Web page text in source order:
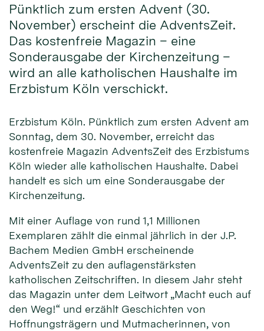
Pünktlich zum ersten Advent (30.
November) erscheint die AdventsZeit.
Das kostenfreie Magazin – eine
Sonderausgabe der Kirchenzeitung –
wird an alle katholischen Haushalte im
Erzbistum Köln verschickt.
Erzbistum Köln. Pünktlich zum ersten Advent am
Sonntag, dem 30. November, erreicht das
kostenfreie Magazin AdventsZeit des Erzbistums
Köln wieder alle katholischen Haushalte. Dabei
handelt es sich um eine Sonderausgabe der
Kirchenzeitung.
Mit einer Auflage von rund 1,1 Millionen
Exemplaren zählt die einmal jährlich in der J.P.
Bachem Medien GmbH erscheinende
AdventsZeit zu den auflagenstärksten
katholischen Zeitschriften. In diesem Jahr steht
das Magazin unter dem Leitwort „Macht euch auf
den Weg!“ und erzählt Geschichten von
Hoffnungsträgern und Mutmacherinnen, von